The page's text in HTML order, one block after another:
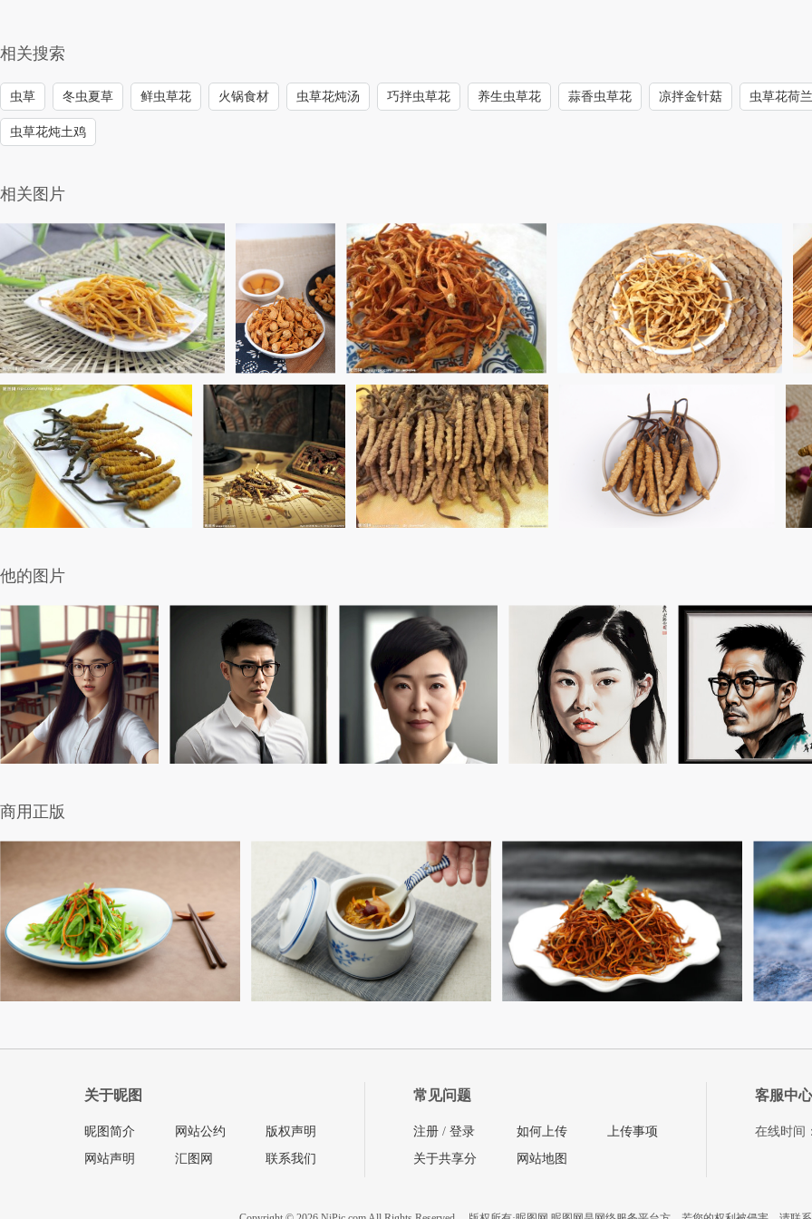
相关搜索
虫草 冬虫夏草 鲜虫草花 火锅食材 虫草花炖汤 巧拌虫草花 养生虫草花 蒜香虫草花 凉拌金针菇 虫草花荷
虫草花炖土鸡
相关图片
他的图片
商用正版
关于昵图
昵图简介
网站声明
网站公约
汇图网
版权声明
联系我们
常见问题
注册 / 登录
关于共享分
如何上传
网站地图
上传事项
客服中心
在线时间